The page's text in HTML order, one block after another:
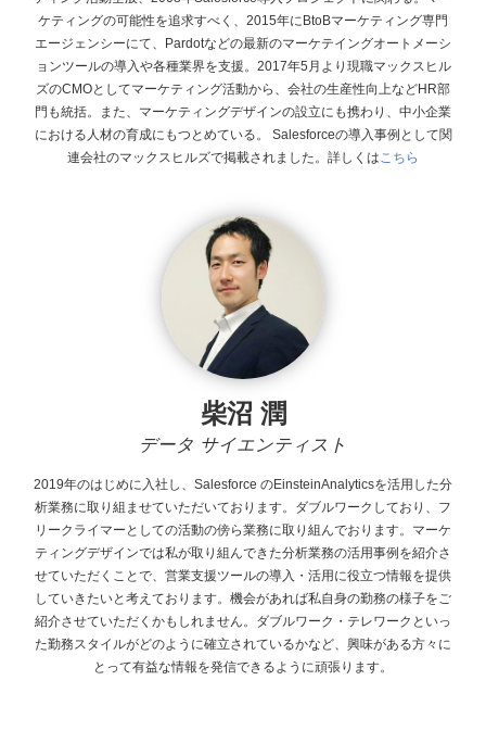
ケティングの可能性を追求すべく、2015年にBtoBマーケティング専門
エージェンシーにて、Pardotなどの最新のマーケテイングオートメーシ
ョンツールの導入や各種業界を支援。2017年5月より現職マックスヒル
ズのCMOとしてマーケティング活動から、会社の生産性向上などHR部
門も統括。また、マーケティングデザインの設立にも携わり、中小企業
における人材の育成にもつとめている。 Salesforceの導入事例として関
連会社のマックスヒルズで掲載されました。詳しくはこちら
柴沼 潤
データ サイエンティスト
2019年のはじめに入社し、Salesforce のEinsteinAnalyticsを活用した分
析業務に取り組ませていただいております。ダブルワークしており、フ
リークライマーとしての活動の傍ら業務に取り組んでおります。マーケ
ティングデザインでは私が取り組んできた分析業務の活用事例を紹介さ
せていただくことで、営業支援ツールの導入・活用に役立つ情報を提供
していきたいと考えております。機会があれば私自身の勤務の様子をご
紹介させていただくかもしれません。ダブルワーク・テレワークといっ
た勤務スタイルがどのように確立されているかなど、興味がある方々に
とって有益な情報を発信できるように頑張ります。